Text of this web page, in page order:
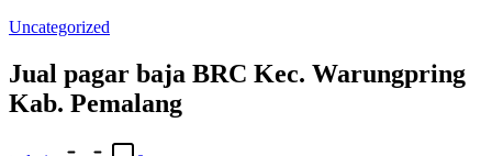
Uncategorized
Jual pagar baja BRC Kec. Warungpring
Kab. Pemalang